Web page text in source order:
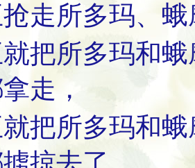
抢走所多玛、
就把所多玛和
走，
就把所多玛和